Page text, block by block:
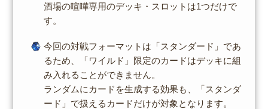
酒場の喧嘩専用のデッキ・スロットは1つだけで
す。
今回の対戦フォーマットは「スタンダード」であ
るため、「ワイルド」限定のカードはデッキに組
み入れることができません。
ランダムにカードを生成する効果も、「スタンダ
ード」で扱えるカードだけが対象となります。